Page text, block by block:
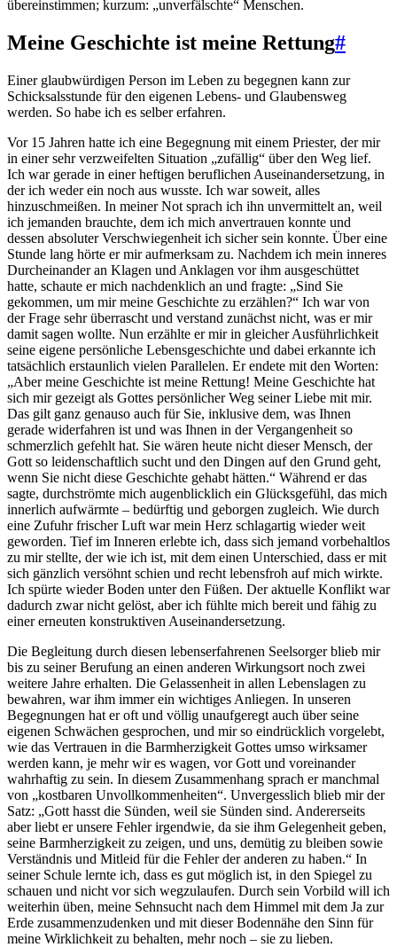
übereinstimmen; kurzum: „unverfälschte“ Menschen.
Meine Geschichte ist meine Rettung#
Einer glaubwürdigen Person im Leben zu begegnen kann zur
Schicksalsstunde für den eigenen Lebens- und Glaubensweg
werden. So habe ich es selber erfahren.
Vor 15 Jahren hatte ich eine Begegnung mit einem Priester, der mir
in einer sehr verzweifelten Situation „zufällig“ über den Weg lief.
Ich war gerade in einer heftigen beruflichen Auseinandersetzung, in
der ich weder ein noch aus wusste. Ich war soweit, alles
hinzuschmeißen. In meiner Not sprach ich ihn unvermittelt an, weil
ich jemanden brauchte, dem ich mich anvertrauen konnte und
dessen absoluter Verschwiegenheit ich sicher sein konnte. Über eine
Stunde lang hörte er mir aufmerksam zu. Nachdem ich mein inneres
Durcheinander an Klagen und Anklagen vor ihm ausgeschüttet
hatte, schaute er mich nachdenklich an und fragte: „Sind Sie
gekommen, um mir meine Geschichte zu erzählen?“ Ich war von
der Frage sehr überrascht und verstand zunächst nicht, was er mir
damit sagen wollte. Nun erzählte er mir in gleicher Ausführlichkeit
seine eigene persönliche Lebensgeschichte und dabei erkannte ich
tatsächlich erstaunlich vielen Parallelen. Er endete mit den Worten:
„Aber meine Geschichte ist meine Rettung! Meine Geschichte hat
sich mir gezeigt als Gottes persönlicher Weg seiner Liebe mit mir.
Das gilt ganz genauso auch für Sie, inklusive dem, was Ihnen
gerade widerfahren ist und was Ihnen in der Vergangenheit so
schmerzlich gefehlt hat. Sie wären heute nicht dieser Mensch, der
Gott so leidenschaftlich sucht und den Dingen auf den Grund geht,
wenn Sie nicht diese Geschichte gehabt hätten.“ Während er das
sagte, durchströmte mich augenblicklich ein Glücksgefühl, das mich
innerlich aufwärmte – bedürftig und geborgen zugleich. Wie durch
eine Zufuhr frischer Luft war mein Herz schlagartig wieder weit
geworden. Tief im Inneren erlebte ich, dass sich jemand vorbehaltlos
zu mir stellte, der wie ich ist, mit dem einen Unterschied, dass er mit
sich gänzlich versöhnt schien und recht lebensfroh auf mich wirkte.
Ich spürte wieder Boden unter den Füßen. Der aktuelle Konflikt war
dadurch zwar nicht gelöst, aber ich fühlte mich bereit und fähig zu
einer erneuten konstruktiven Auseinandersetzung.
Die Begleitung durch diesen lebenserfahrenen Seelsorger blieb mir
bis zu seiner Berufung an einen anderen Wirkungsort noch zwei
weitere Jahre erhalten. Die Gelassenheit in allen Lebenslagen zu
bewahren, war ihm immer ein wichtiges Anliegen. In unseren
Begegnungen hat er oft und völlig unaufgeregt auch über seine
eigenen Schwächen gesprochen, und mir so eindrücklich vorgelebt,
wie das Vertrauen in die Barmherzigkeit Gottes umso wirksamer
werden kann, je mehr wir es wagen, vor Gott und voreinander
wahrhaftig zu sein. In diesem Zusammenhang sprach er manchmal
von „kostbaren Unvollkommenheiten“. Unvergesslich blieb mir der
Satz: „Gott hasst die Sünden, weil sie Sünden sind. Andererseits
aber liebt er unsere Fehler irgendwie, da sie ihm Gelegenheit geben,
seine Barmherzigkeit zu zeigen, und uns, demütig zu bleiben sowie
Verständnis und Mitleid für die Fehler der anderen zu haben.“ In
seiner Schule lernte ich, dass es gut möglich ist, in den Spiegel zu
schauen und nicht vor sich wegzulaufen. Durch sein Vorbild will ich
weiterhin üben, meine Sehnsucht nach dem Himmel mit dem Ja zur
Erde zusammenzudenken und mit dieser Bodennähe den Sinn für
meine Wirklichkeit zu behalten, mehr noch – sie zu lieben.